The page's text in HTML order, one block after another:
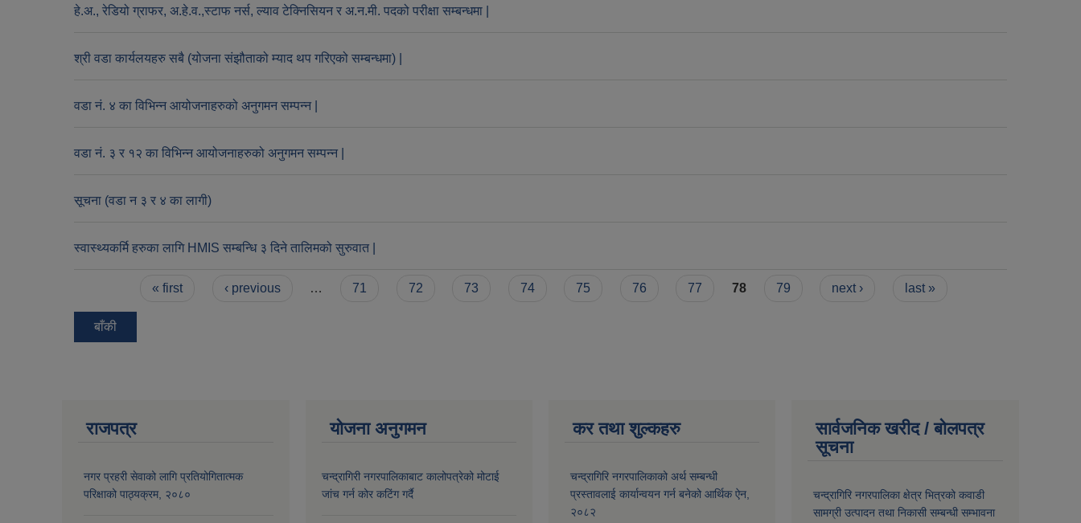
हे.अ., रेडियो ग्राफर, अ.हे.व.,स्टाफ नर्स, ल्याव टेक्निसियन र अ.न.मी. पदको परीक्षा सम्बन्धमा |
श्री वडा कार्यलयहरु सबै (योजना संझौताको म्याद थप गरिएको सम्बन्धमा) |
वडा नं. ४ का विभिन्न आयोजनाहरुको अनुगमन सम्पन्न |
वडा नं. ३ र १२ का विभिन्न आयोजनाहरुको अनुगमन सम्पन्न |
सूचना (वडा न‌‍ ३ र ४ का लागी)
स्वास्थ्यकर्मि हरुका लागि HMIS सम्बन्धि ३ दिने तालिमको सुरुवात |
« first ‹ previous … 71 72 73 74 75 76 77 78 79 next › last »
बाँकी
राजपत्र
नगर प्रहरी सेवाको लागि प्रतियोगितात्मक
परिक्षाको पाठ्यक्रम, २०८०
योजना अनुगमन
चन्द्रागिरी नगरपालिकाबाट कालोपत्रेको मोटाई
जांच गर्न कोर कटिंग गर्दै
कर तथा शुल्कहरु
चन्द्रागिरि नगरपालिकाको अर्थ सम्बन्धी
प्रस्तावलाई कार्यान्वयन गर्न बनेको आर्थिक ऐन,
२०८२
सार्वजनिक खरीद / बोलपत्र
सूचना
चन्द्रागिरि नगरपालिका क्षेत्र भित्रको कवाडी
सामग्री उत्पादन तथा निकासी सम्बन्धी सम्भावना